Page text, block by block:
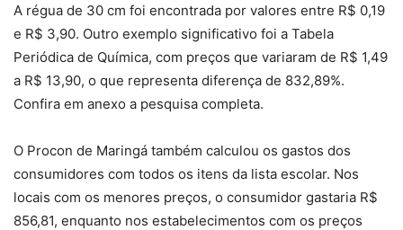
A régua de 30 cm foi encontrada por valores entre R$ 0,19
e R$ 3,90. Outro exemplo significativo foi a Tabela
Periódica de Química, com preços que variaram de R$ 1,49
a R$ 13,90, o que representa diferença de 832,89%.
Confira em anexo a pesquisa completa.
O Procon de Maringá também calculou os gastos dos
consumidores com todos os itens da lista escolar. Nos
locais com os menores preços, o consumidor gastaria R$
856,81, enquanto nos estabelecimentos com os preços